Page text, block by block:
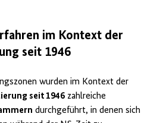
im Kontext der
seit 1946
wurden im Kontext der
seit 1946 zahlreiche
durchgeführt, in denen sich